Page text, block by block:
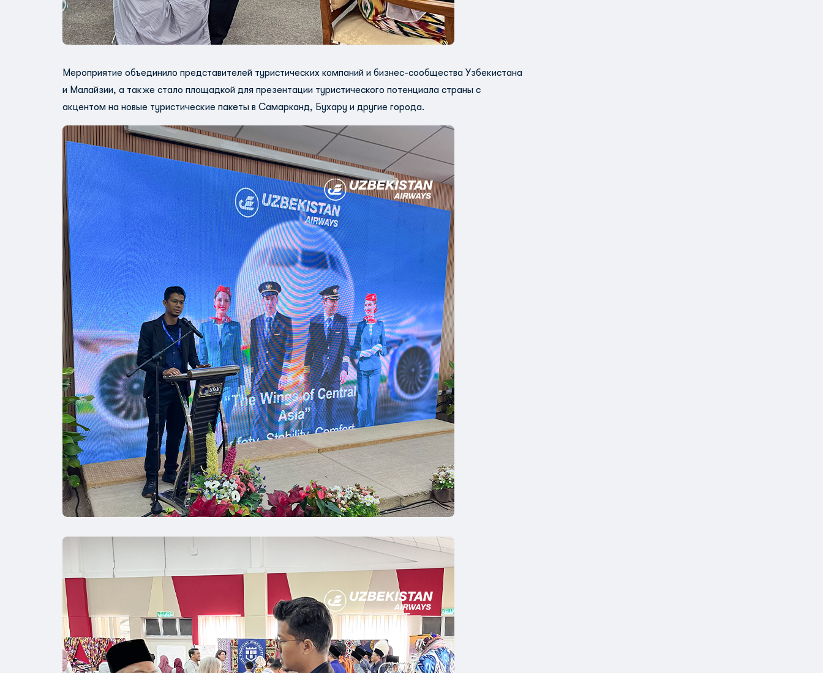
Мероприятие объединило представителей туристических компаний и бизнес-сообщества Узбекистана
и Малайзии, а также стало площадкой для презентации туристического потенциала страны с
акцентом на новые туристические пакеты в Самарканд, Бухару и другие города.